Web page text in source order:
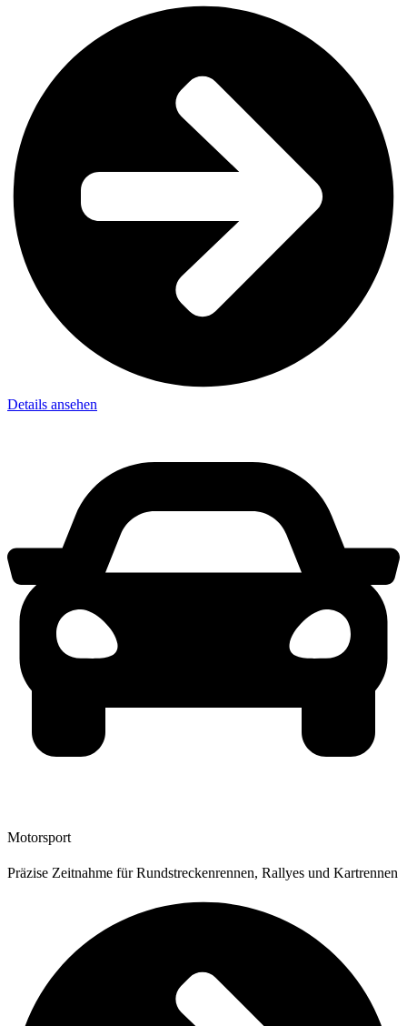
Details ansehen
Motorsport
Präzise Zeitnahme für Rundstreckenrennen, Rallyes und Kartrennen